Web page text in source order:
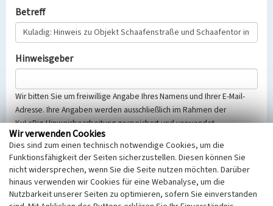
Betreff
Hinweisgeber
Wir bitten Sie um freiwillige Angabe Ihres Namens und Ihrer E-Mail-
Adresse. Ihre Angaben werden ausschließlich im Rahmen der
KuLaDig-Hinweisbearbeitung gespeichert und verwendet.
Selbstverständlich werden diese entsprechend der Vorschriften des
Telemediengesetzes, des Datenschutzgesetzes NRW und der seit
dem 25.05.2018 gültigen Europäischen Datenschutzgrundverordnung
(EU-DSGVO) vertraulich behandelt, beachten Sie bitte unsere
Hinweise zumDatenschutz
Wir verwenden Cookies
Dies sind zum einen technisch notwendige Cookies, um die
Funktionsfähigkeit der Seiten sicherzustellen. Diesen können Sie
nicht widersprechen, wenn Sie die Seite nutzen möchten. Darüber
hinaus verwenden wir Cookies für eine Webanalyse, um die
Nutzbarkeit unserer Seiten zu optimieren, sofern Sie einverstanden